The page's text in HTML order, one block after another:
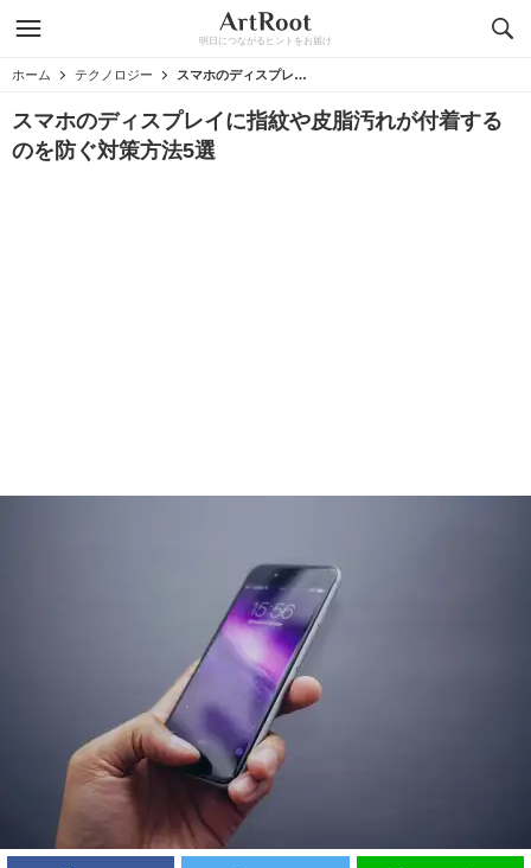
明日につながるヒントをお届け
ホーム テクノロジー スマホのディスプレイに指紋や皮脂汚れが付着するのを防ぐ対策方法5選
スマホのディスプレイに指紋や皮脂汚れが付着する
のを防ぐ対策方法5選